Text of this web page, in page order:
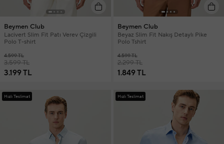
Beymen Club
Lacivert Slim Fit Patı Verev Çizgili
Polo T-shirt
4.599 TL
3.599 TL
3.199 TL
Beymen Club
Beyaz Slim Fit Nakış Detaylı Pike
Polo Tshirt
4.599 TL
2.299 TL
1.849 TL
Hızlı Teslimat Hızlı Teslimat